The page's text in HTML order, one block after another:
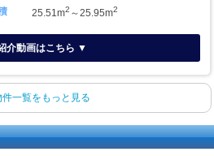
25.51m2 ～25.95m2
介動画はこちら ▼
件一覧をもっと見る